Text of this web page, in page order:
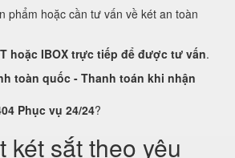
phẩm hoặc cần tư vấn về két an toàn
hoặc IBOX trực tiếp để được tư vấn.
toàn quốc - Thanh toán khi nhận
Phục vụ 24/24?
két sắt theo yêu